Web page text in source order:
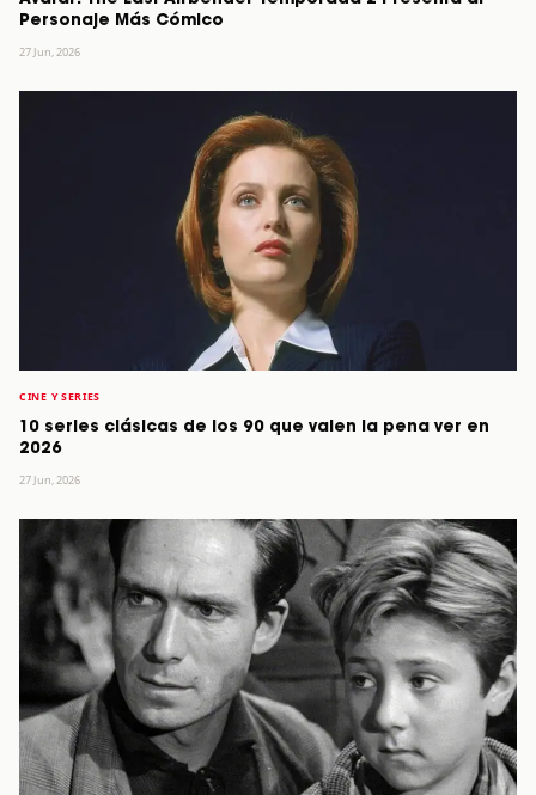
Personaje Más Cómico
27 Jun, 2026
CINE Y SERIES
10 series clásicas de los 90 que valen la pena ver en
2026
27 Jun, 2026